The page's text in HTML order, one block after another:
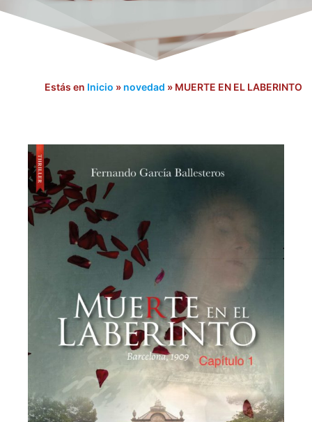
Estás en Inicio » novedad » MUERTE EN EL LABERINTO